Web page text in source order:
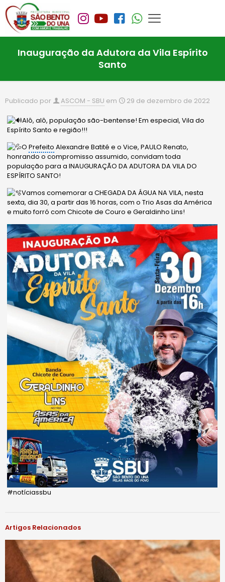
Inauguração da Adutora da Vila Espírito
Santo
Publicado por ASCOM - SBU em 29 de dezembro de 2022
Alô, alô, população são-bentense! Em especial, Vila do
Espírito Santo e região!!!
OPrefeito Alexandre Batité e o Vice, PAULO Renato,
honrando o compromisso assumido, convidam toda
população para a INAUGURAÇÃO DA ADUTORA DA VILA DO
ESPÍRITO SANTO!
Vamos comemorar a CHEGADA DA ÁGUA NA VILA, nesta
sexta, dia 30, a partir das 16 horas, com o Trio Asas da América
e muito forró com Chicote de Couro e Geraldinho Lins!
#notíciassbu
Artigos Relacionados